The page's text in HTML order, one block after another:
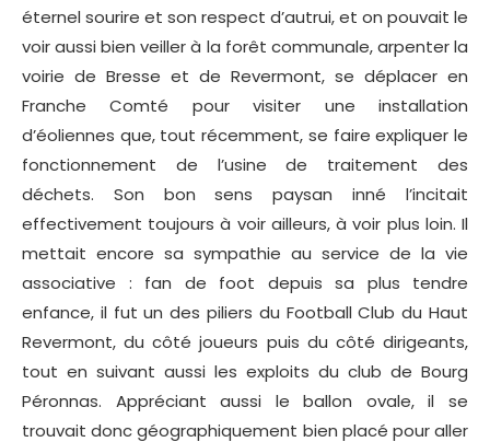
éternel sourire et son respect d’autrui, et on pouvait le
voir aussi bien veiller à la forêt communale, arpenter la
voirie de Bresse et de Revermont, se déplacer en
Franche Comté pour visiter une installation
d’éoliennes que, tout récemment, se faire expliquer le
fonctionnement de l’usine de traitement des
déchets. Son bon sens paysan inné l’incitait
effectivement toujours à voir ailleurs, à voir plus loin. Il
mettait encore sa sympathie au service de la vie
associative : fan de foot depuis sa plus tendre
enfance, il fut un des piliers du Football Club du Haut
Revermont, du côté joueurs puis du côté dirigeants,
tout en suivant aussi les exploits du club de Bourg
Péronnas. Appréciant aussi le ballon ovale, il se
trouvait donc géographiquement bien placé pour aller